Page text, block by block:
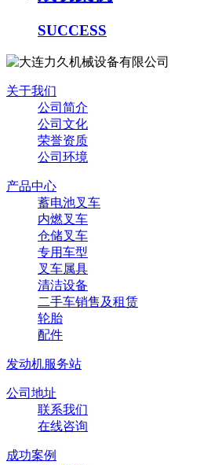
SUCCESS
关于我们
公司简介
公司文化
荣誉资质
公司环境
产品中心
蓄电池叉车
内燃叉车
仓储叉车
专用车型
叉车属具
清洁设备
二手车销售及租赁
轮胎
配件
发动机服务站
公司地址
联系我们
在线咨询
成功案例